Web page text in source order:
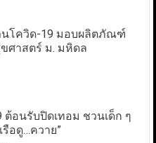
านโควิด-19 มอบผลิตภัณฑ์
ศาสตร์ ม. มหิดล
ต้อนรับปิดเทอม ชวนเด็ก ๆ
รือดู…ควาย”